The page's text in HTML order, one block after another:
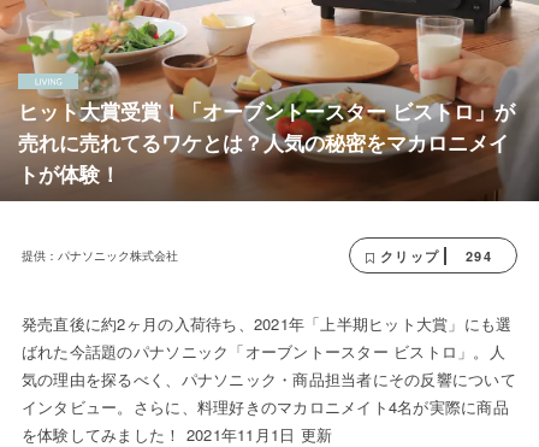
ヒット⼤賞受賞！「オーブントースター ビストロ」が
売れに売れてるワケとは？人気の秘密をマカロニメイ
トが体験！
提供：パナソニック株式会社 クリップ 294
発売直後に約2ヶ月の入荷待ち、2021年「上半期ヒット大賞」にも選
ばれた今話題のパナソニック「オーブントースター ビストロ」。人
気の理由を探るべく、パナソニック・商品担当者にその反響について
インタビュー。さらに、料理好きのマカロニメイト4名が実際に商品
を体験してみました！ 2021年11月1日 更新